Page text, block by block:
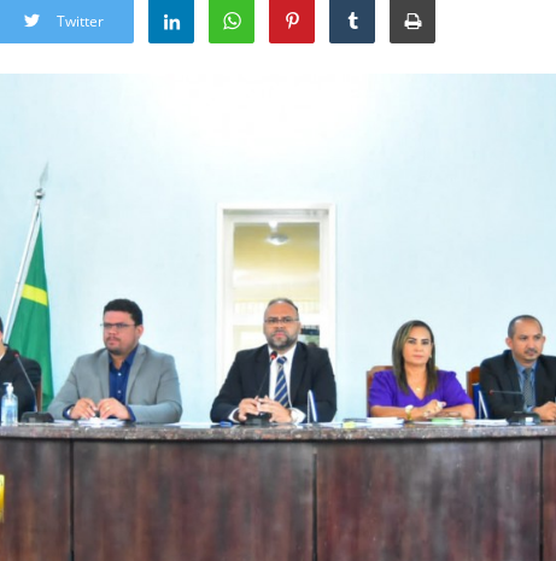
Twitter